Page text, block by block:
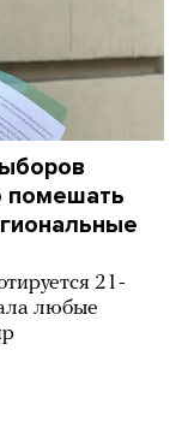
помешать
21-
любые